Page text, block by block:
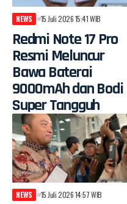
NEWS 15 Juli 2026 15:41 WIB
Redmi Note 17 Pro
Resmi Meluncur
Bawa Baterai
9000mAh dan Bodi
Super Tangguh
NEWS 15 Juli 2026 14:57 WIB